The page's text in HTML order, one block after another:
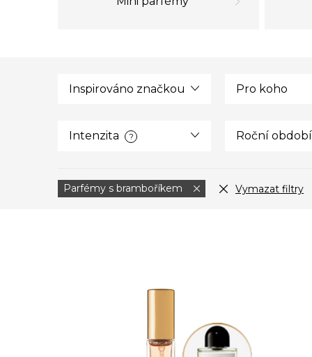
Inspirováno značkou Pro koho
Intenzita ? Roční období
Parfémy s bramboříkem Vymazat filtry